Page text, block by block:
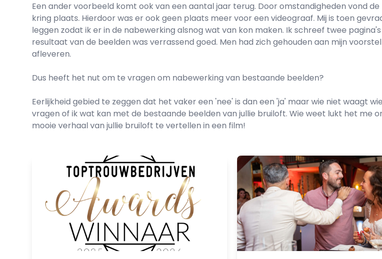
Een ander voorbeeld komt ook van een aantal jaar terug. Door omstandigheden vond
kring plaats. Hierdoor was er ook geen plaats meer voor een videograaf. Mij is toen
leggen zodat ik er in de nabewerking alsnog wat van kon maken. Ik schreef twee
resultaat van de beelden was verrassend goed. Men had zich gehouden aan mijn
afleveren.
Dus heeft het nut om te vragen om nabewerking van bestaande beelden?
Eerlijkheid gebied te zeggen dat het vaker een 'nee' is dan een 'ja' maar wie niet waagt
vragen of ik wat kan met de bestaande beelden van jullie bruiloft. Wie weet lukt het me
mooie verhaal van jullie bruiloft te vertellen in een film!